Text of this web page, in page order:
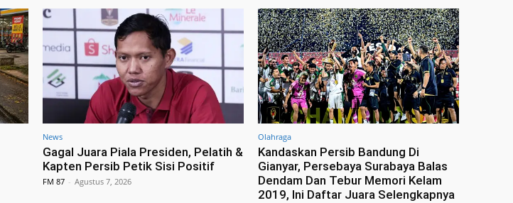
News
Gagal Juara Piala Presiden, Pelatih &
Kapten Persib Petik Sisi Positif
FM 87 - Agustus 7, 2026
Olahraga
Kandaskan Persib Bandung Di
Gianyar, Persebaya Surabaya Balas
Dendam Dan Tebur Memori Kelam
2019, Ini Daftar Juara Selengkapnya